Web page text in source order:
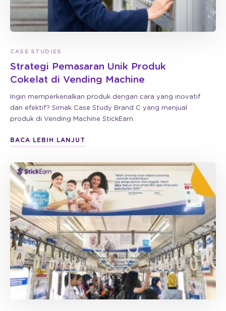
CASE STUDIES
Strategi Pemasaran Unik Produk
Cokelat di Vending Machine
Ingin memperkenalkan produk dengan cara yang inovatif
dan efektif? Simak Case Study Brand C yang menjual
produk di Vending Machine StickEarn.
BACA LEBIH LANJUT